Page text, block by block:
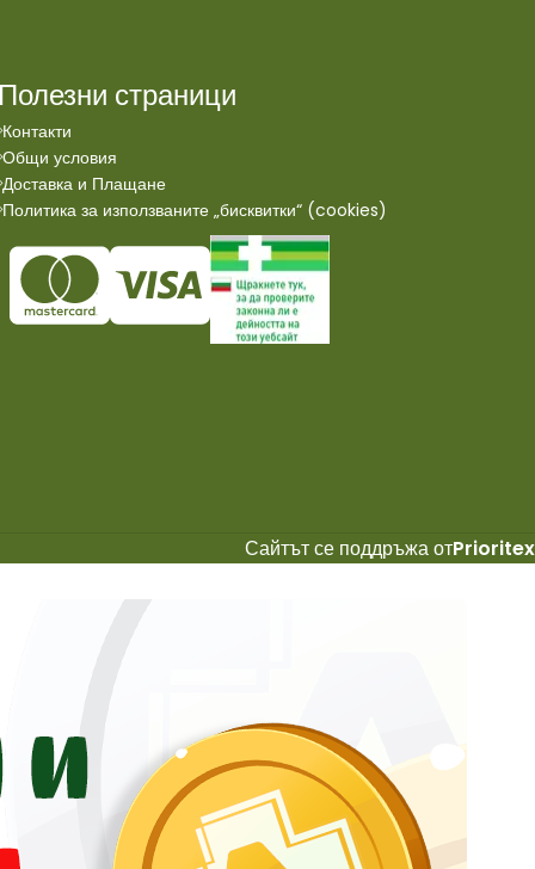
страници
Контакти
Общи условия
Доставка и Плащане
Политика за използваните „бисквитки“ (cookies)
Сайтът се поддръжа отPrioritex